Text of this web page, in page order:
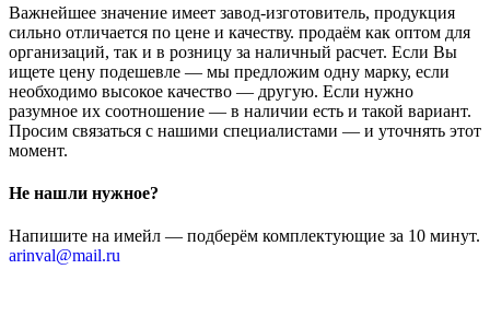
Важнейшее значение имеет завод-изготовитель, продукция
сильно отличается по цене и качеству. продаём как оптом для
организаций, так и в розницу за наличный расчет. Если Вы
ищете цену подешевле — мы предложим одну марку, если
необходимо высокое качество — другую. Если нужно
разумное их соотношение — в наличии есть и такой вариант.
Просим связаться с нашими специалистами — и уточнять этот
момент.
Не нашли нужное?
Напишите на имейл — подберём комплектующие за 10 минут.
arinval@mail.ru